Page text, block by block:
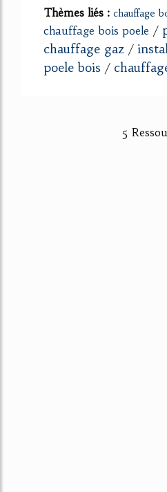
Thèmes liés : chauffage
chauffage bois poele /
chauffage gaz /
poele bois /
5